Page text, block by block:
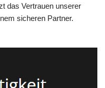
das Vertrauen unserer
sicheren Partner.